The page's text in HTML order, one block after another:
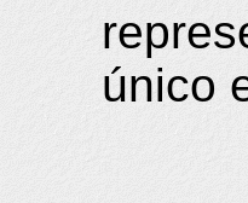
único